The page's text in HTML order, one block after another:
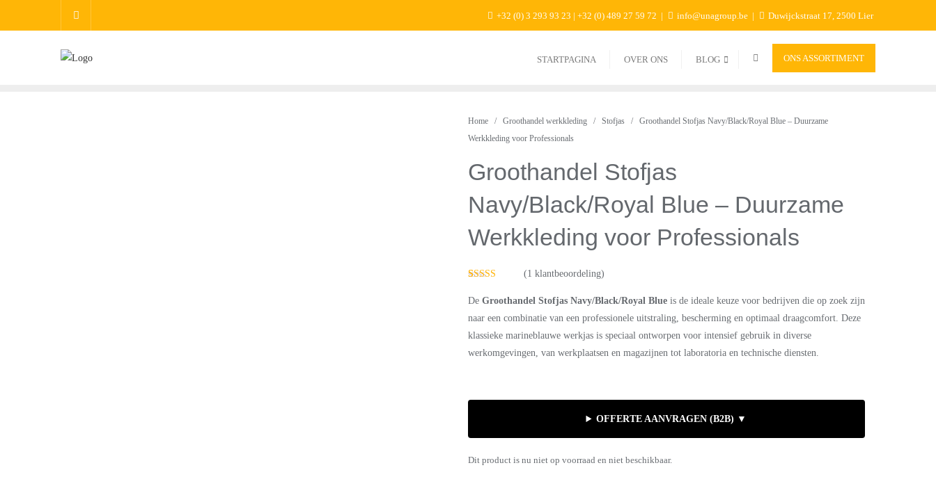
+32 (0) 3 293 93 23 | +32 (0) 489 27 59 72 info@unagroup.be Duwijckstraat 17, 2500 Lier
STARTPAGINA OVER ONS BLOG ONS ASSORTIMENT
Home / Groothandel werkkleding / Stofjas / Groothandel Stofjas Navy/Black/Royal Blue – Duurzame
Werkkleding voor Professionals
Groothandel Stofjas
Navy/Black/Royal Blue – Duurzame
Werkkleding voor Professionals
5.00op 5
klantbeoordeling
(1 klantbeoordeling)
De Groothandel Stofjas Navy/Black/Royal Blue is de ideale keuze voor bedrijven die op zoek zijn
naar een combinatie van een professionele uitstraling, bescherming en optimaal draagcomfort. Deze
klassieke marineblauwe werkjas is speciaal ontworpen voor intensief gebruik in diverse
werkomgevingen, van werkplaatsen en magazijnen tot laboratoria en technische diensten.
OFFERTE AANVRAGEN (B2B) ▼
Dit product is nu niet op voorraad en niet beschikbaar.